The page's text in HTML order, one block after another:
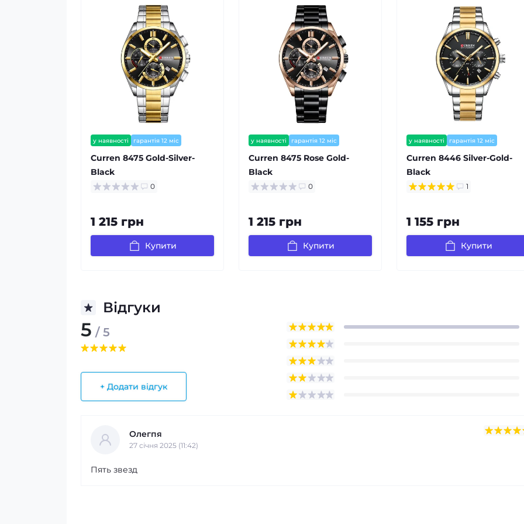
у наявності гарантія 12 міс
Сurren 8475 Gold-Silver-
Black
0
1 215 грн
Купити
у наявності гарантія 12 міс
Сurren 8475 Rose Gold-
Black
0
1 215 грн
Купити
у наявності
гарантія 12 міс
Curren 8446 Silver-Gold-
Black
1
1 155 грн
Купити
Відгуки
5 / 5
+ Додати відгук
Олегпя
27 cічня 2025 (11:42)
Пять звезд